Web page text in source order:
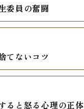
委員の奮闘
てないコツ
ると怒る心理の正体